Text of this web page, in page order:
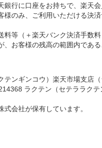
銀行に口座をお持ちで、楽天
様のみ、ご利用いただける決
料等（＋楽天バンク決済手数
、お客様の残高の範囲内であ
テンギンコウ）楽天市場支店
ラクテン（セテララクテ
会社が保有しています。